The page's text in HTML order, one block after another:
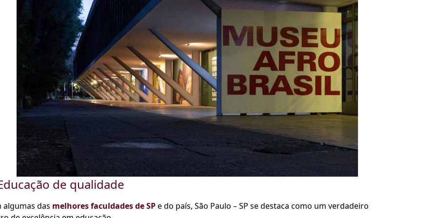
de qualidade
algumas das melhores faculdades de SPe do país, São Paulo – SP se destaca como um verdadeiro